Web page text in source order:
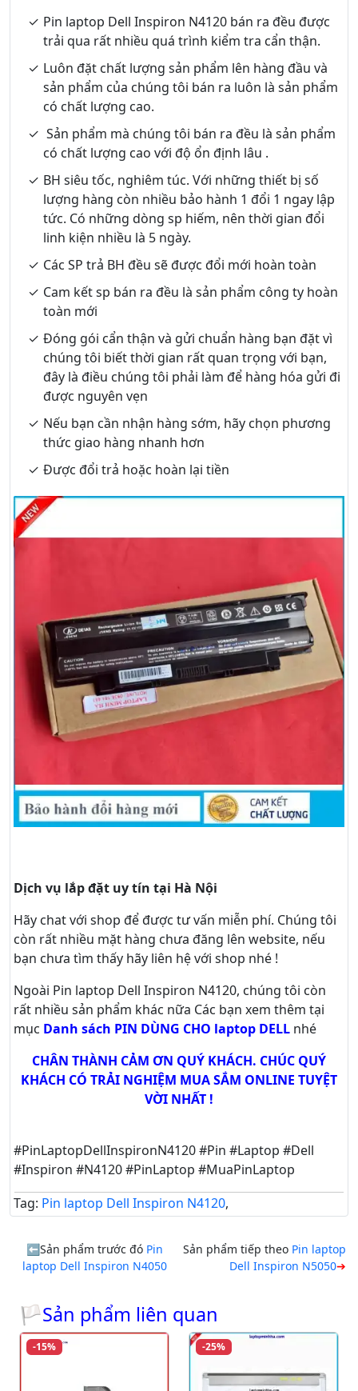
Pin laptop Dell Inspiron N4120 bán ra đều được
trải qua rất nhiều quá trình kiểm tra cẩn thận.
Luôn đặt chất lượng sản phẩm lên hàng đầu và
sản phẩm của chúng tôi bán ra luôn là sản phẩm
có chất lượng cao.
Sản phẩm mà chúng tôi bán ra đều là sản phẩm
có chất lượng cao với độ ổn định lâu .
BH siêu tốc, nghiêm túc. Với những thiết bị số
lượng hàng còn nhiều bảo hành 1 đổi 1 ngay lập
tức. Có những dòng sp hiếm, nên thời gian đổi
linh kiện nhiều là 5 ngày.
Các SP trả BH đều sẽ được đổi mới hoàn toàn
Cam kết sp bán ra đều là sản phẩm công ty hoàn
toàn mới
Đóng gói cẩn thận và gửi chuẩn hàng bạn đặt vì
chúng tôi biết thời gian rất quan trọng với bạn,
đây là điều chúng tôi phải làm để hàng hóa gửi đi
được nguyên vẹn
Nếu bạn cần nhận hàng sớm, hãy chọn phương
thức giao hàng nhanh hơn
Được đổi trả hoặc hoàn lại tiền
Dịch vụ lắp đặt uy tín tại Hà Nội
Hãy chatvới shop để được tư vấn miễn phí. Chúng tôi
còn rất nhiều mặt hàng chưa đăng lên website, nếu
bạn chưa tìm thấy hãy liên hệ với shop nhé !
Ngoài Pin laptop Dell Inspiron N4120, chúng tôi còn
rất nhiều sản phẩm khác nữa Các bạn xem thêm tại
mục Danh sách PIN DÙNG CHO laptop DELL nhé
CHÂN THÀNH CẢM ƠN QUÝ KHÁCH. CHÚC QUÝ
KHÁCH CÓ TRẢI NGHIỆM MUA SẮM ONLINE TUYỆT
VỜI NHẤT !
#PinLaptopDellInspironN4120 #Pin #Laptop #Dell
#Inspiron #N4120 #PinLaptop #MuaPinLaptop
Tag: Pin laptop Dell Inspiron N4120,
Sản phẩm trước đó Pin
laptop Dell Inspiron N4050
Sản phẩm tiếp theo Pin laptop
Dell Inspiron N5050
🏳Sản phẩm liên quan
-15% -25%